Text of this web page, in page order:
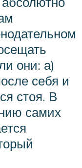
они: а)
себя и
стоя. В
самих